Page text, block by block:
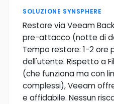
SOLUZIONE SYNSPHERE
Restore via Veeam
pre-attacco (notte di
Tempo restore: 1-2 ore
dell'utente. Rispetto a
(che funziona ma con
complessi), Veeam
e affidabile. Nessun